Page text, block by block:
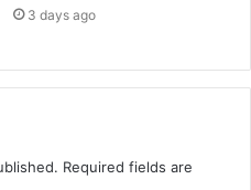
3 days ago
Required fields are